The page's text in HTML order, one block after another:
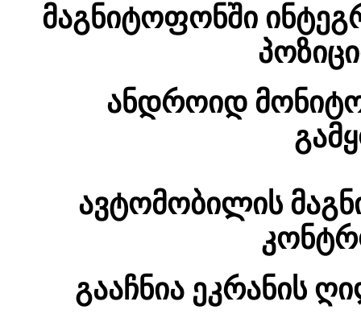
მაგნიტოფონში
ანდროიდ
ავტომობილის
გააჩნია ეკრანის